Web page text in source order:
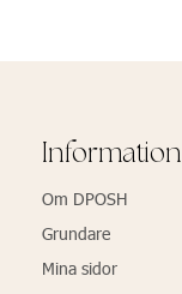
Information
Om DPOSH
Grundare
Mina sidor